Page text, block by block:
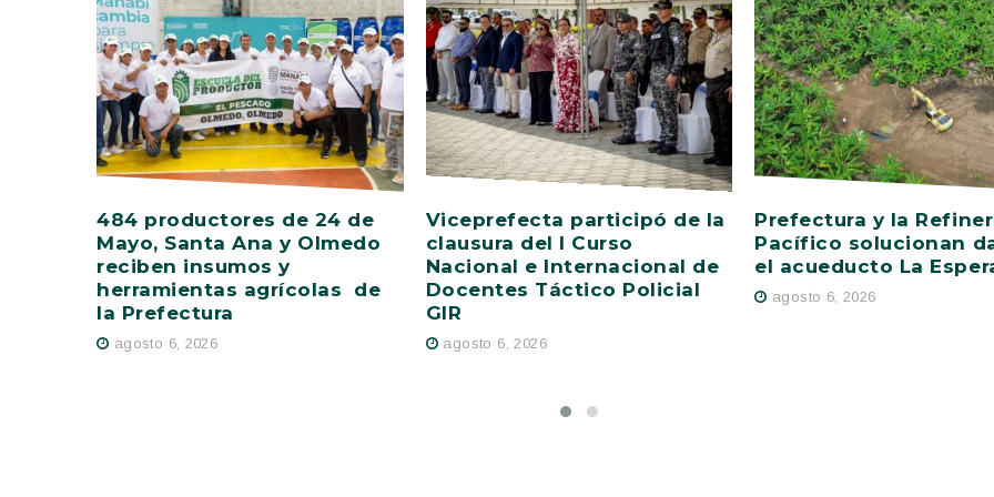
484 productores de 24 de
Mayo, Santa Ana y Olmedo
reciben insumos y
herramientas agrícolas de
la Prefectura
agosto 6, 2026
Viceprefecta participó de la
clausura del I Curso
Nacional e Internacional de
Docentes Táctico Policial
GIR
agosto 6, 2026
Prefectura y la
Pacífico solucionan
el acueducto La
agosto 6, 2026